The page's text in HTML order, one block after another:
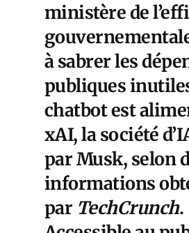
ministère de
à sabrer les
publiques
chatbot est
xAI, la société
par Musk, selon
informations
par TechCrunch.